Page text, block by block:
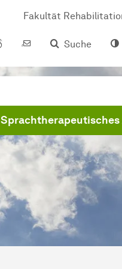
Fakultät
Suche